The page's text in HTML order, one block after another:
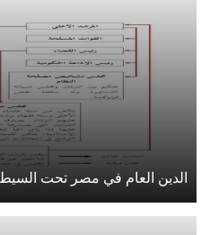
الدين العام في مصر تحت